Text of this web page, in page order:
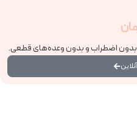
بدون اضطراب و بدون وعده‌های قطعی.